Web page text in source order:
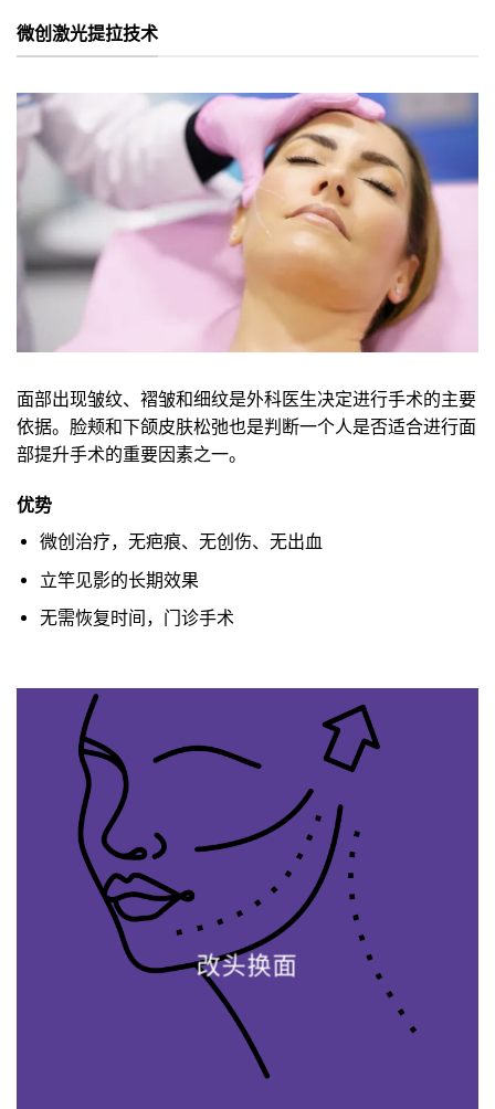
微创激光提拉技术
面部出现皱纹、褶皱和细纹是外科医生决定进行手术的主要
依据。脸颊和下颌皮肤松弛也是判断一个人是否适合进行面
部提升手术的重要因素之一。
优势
微创治疗，无疤痕、无创伤、无出血
立竿见影的长期效果
无需恢复时间，门诊手术
改头换面